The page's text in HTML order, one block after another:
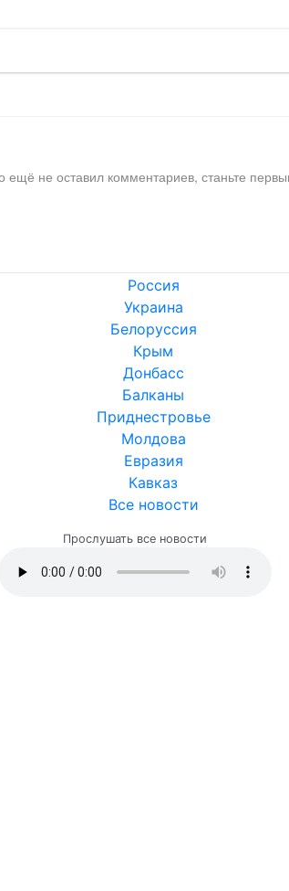
ещё не оставил комментариев, станьте
Россия
Украина
Белоруссия
Крым
Донбасс
Балканы
Приднестровье
Молдова
Евразия
Кавказ
Все новости
Прослушать все новости